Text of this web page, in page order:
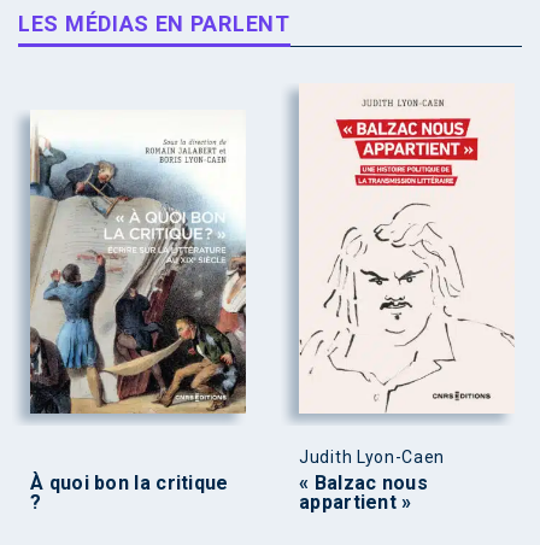
LES MÉDIAS EN PARLENT
À quoi bon la critique
?
Judith Lyon-Caen
« Balzac nous
appartient »